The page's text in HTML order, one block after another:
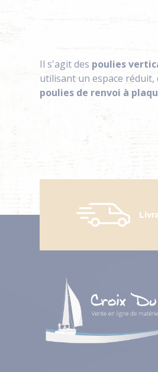
Il s'agit des poulies
utilisant un espace
poulies de renvoi à